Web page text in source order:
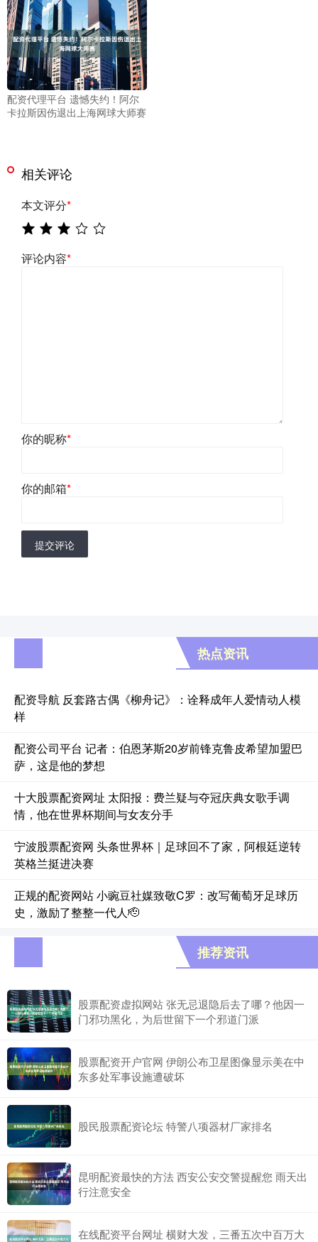
配资代理平台 遗憾失约！阿尔
卡拉斯因伤退出上海网球大师赛
相关评论
本文评分*
评论内容*
你的昵称*
你的邮箱*
提交评论
热点资讯
配资导航 反套路古偶《柳舟记》：诠释成年人爱情动人模
样
配资公司平台 记者：伯恩茅斯20岁前锋克鲁皮希望加盟巴
萨，这是他的梦想
十大股票配资网址 太阳报：费兰疑与夺冠庆典女歌手调
情，他在世界杯期间与女友分手
宁波股票配资网 头条世界杯｜足球回不了家，阿根廷逆转
英格兰挺进决赛
正规的配资网站 小豌豆社媒致敬C罗：改写葡萄牙足球历
史，激励了整整一代人🫡
推荐资讯
股票配资虚拟网站 张无忌退隐后去了哪？他因一
门邪功黑化，为后世留下一个邪道门派
股票配资开户官网 伊朗公布卫星图像显示美在中
东多处军事设施遭破坏
股民股票配资论坛 特警八项器材厂家排名
昆明配资最快的方法 西安公安交警提醒您 雨天出
行注意安全
在线配资平台网址 横财大发，三番五次中百万大